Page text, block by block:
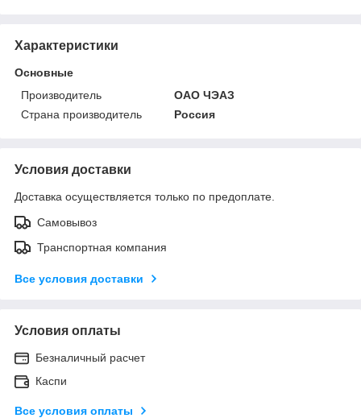
Характеристики
Основные
Производитель
ОАО ЧЭАЗ
Страна производитель
Россия
Условия доставки
Доставка осуществляется только по предоплате.
Самовывоз
Транспортная компания
Все условия доставки
Условия оплаты
Безналичный расчет
Каспи
Все условия оплаты